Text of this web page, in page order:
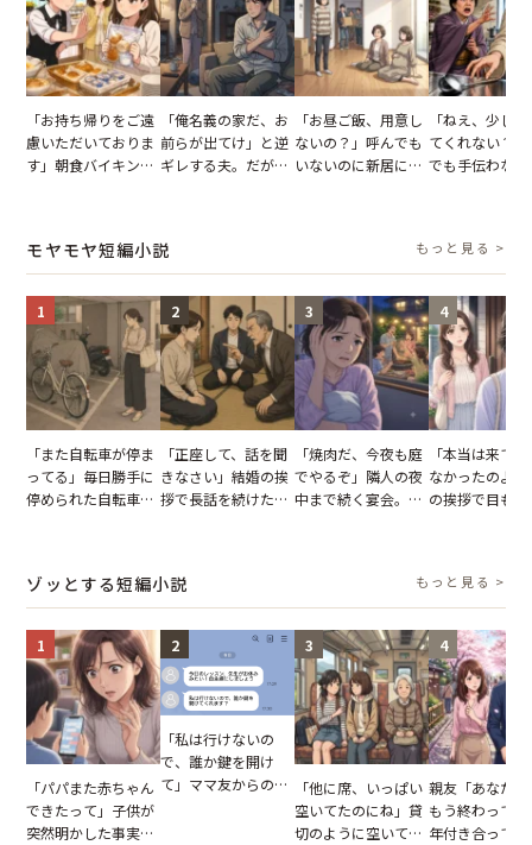
「お持ち帰りをご遠
慮いただいておりま
す」朝食バイキング
が一変
「俺名義の家だ、お
前らが出てけ」と逆
ギレする夫。だが、
「お昼ご飯、用意し
ないの？」呼んでも
いないのに新居にあ
「ねえ、少し
てくれない？
でも手伝わな
モヤモヤ短編小説 もっと見る >
1
「また自転車が停ま
ってる」毎日勝手に
停められた自転車。
2
「正座して、話を聞
きなさい」結婚の挨
拶で長話を続けた義
3
「焼肉だ、今夜も庭
でやるぞ」隣人の夜
中まで続く宴会。我
4
「本当は来て
なかったのよ
の挨拶で目も
ゾッとする短編小説 もっと見る >
1
「パパまた赤ちゃん
できたって」子供が
突然明かした事実。
2
「私は行けないの
で、誰か鍵を開け
て」ママ友からの
3
「他に席、いっぱい
空いてたのにね」貸
切のように空いてる
4
親友「あなた
もう終わって
年付き合って